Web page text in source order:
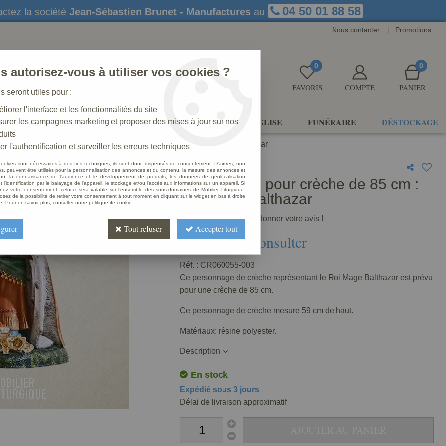
la société Jean-Sébastien Brunet - Manufactures au 04 50 01 88 58
Nous contacter | Promotions
0
FAVORIS COMPTE
0
PANIER
STATUES CRÈCHES DE NOËL AMÉNAGEMENTS D'ÉGLISE FUNÉRAIRE DÉSTOCKAGE
N° 55_85 CM >Personnage pour crèche de 85 cm : Roi Mage Balthazar
Personnage pour crèche de 85 cm :
Roi Mage Balthazar
Soyez le premier à donner votre avis !
Prix : Nous consulter
Réf. : CR060055-003
Ce personnage de crèche représentant le Roi Mage Balthazar est prévu
pour une crèche de 85 cm.
Ce personnage de crèche mesure 59 cm de haut.
Matériaux: résine polyester.
Description
En stock
Expédié sous 3 jours
Délai de livraison approximatif
autorisez-vous à utiliser vos cookies ?
seront utiles pour :
l'interface et les fonctionnalités du site
les campagnes marketing et proposer des mises à jour sur nos
l'authentification et surveiller les erreurs techniques
sont nécessaires à des fins techniques, ils sont donc dispensés de consentement. D'autres, non
peuvent être utilisés pour la personnalisation des annonces et du contenu, la mesure des annonces et
la connaissance de l'audience et le développement de produits, les données de géolocalisation
l'identification par le balayage de l'appareil, le stockage et/ou l'accès aux informations sur un appareil. Si
votre consentement, celui-ci sera valable sur l’ensemble des sous-domaines de Mobilier Liturgique.
de la possibilité de retirer votre consentement à tout moment en cliquant sur le widget en bas à droite
Pour en savoir plus, consulter notre politique de cookie.
Tout refuser Accepter tout